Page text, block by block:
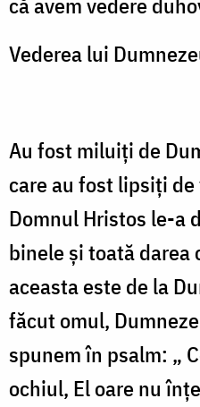
Vederea lui
Au fost miluiți de
care au fost lipsiți
Domnul Hristos le-a
binele și toată darea
aceasta este de la
făcut omul,
spunem în psalm: „
ochiul, El oare nu